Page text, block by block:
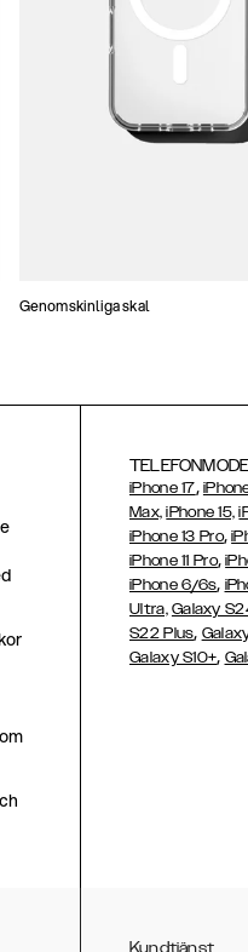
Genomskinliga skal
iPhone 17,
Max, iPhone 15,
iPhone 13 Pro,
iPhone 11 Pro,
iPhone 6/6s,
Ultra, Galaxy
S22 Plus,
Galaxy S10+,
Kundtjänst